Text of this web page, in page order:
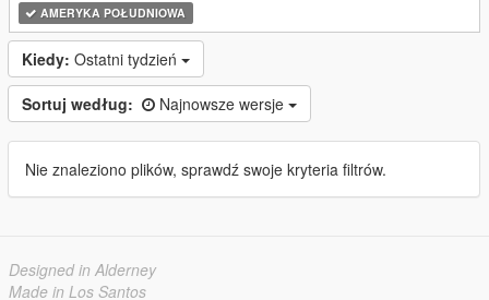
AMERYKA POŁUDNIOWA
Kiedy: Ostatni tydzień
Sortuj według: Najnowsze wersje
Nie znaleziono plików, sprawdź swoje kryteria filtrów.
Designed in Alderney
Made in Los Santos